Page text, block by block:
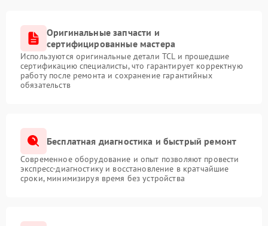
Оригинальные запчасти и
сертифицированные мастера
Используются оригинальные детали TCL и прошедшие
сертификацию специалисты, что гарантирует корректную
работу после ремонта и сохранение гарантийных
обязательств
Бесплатная диагностика и быстрый ремонт
Современное оборудование и опыт позволяют провести
экспресс-диагностику и восстановление в кратчайшие
сроки, минимизируя время без устройства